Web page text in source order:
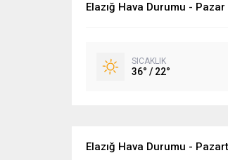
Elazığ Hava Durumu - Pazar
SICAKLIK
36° / 22°
Elazığ Hava Durumu -